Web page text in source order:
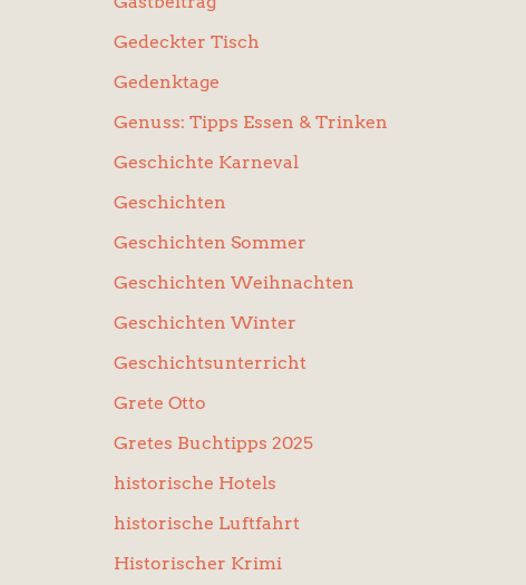
Gedeckter Tisch
Gedenktage
Genuss: Tipps Essen & Trinken
Geschichte Karneval
Geschichten
Geschichten Sommer
Geschichten Weihnachten
Geschichten Winter
Geschichtsunterricht
Grete Otto
Gretes Buchtipps 2025
historische Hotels
historische Luftfahrt
Historischer Krimi